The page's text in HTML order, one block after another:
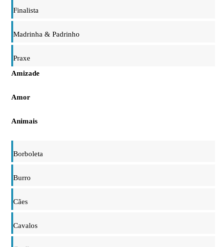
Finalista
Madrinha & Padrinho
Praxe
Amizade
Amor
Animais
Borboleta
Burro
Cães
Cavalos